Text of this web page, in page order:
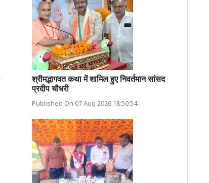
श्रीमद्भागवत कथा में शामिल हुए निवर्तमान सांसद
प्रदीप चौधरी
Published On 07 Aug 2026 18:50:54